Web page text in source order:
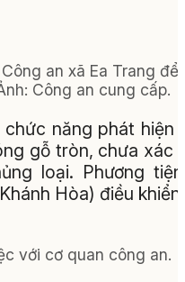
an xã Ea Trang để
Công an cung cấp.
năng phát hiện
gỗ tròn, chưa xác
loại. Phương
Hòa) điều khiển.
với cơ quan công an.